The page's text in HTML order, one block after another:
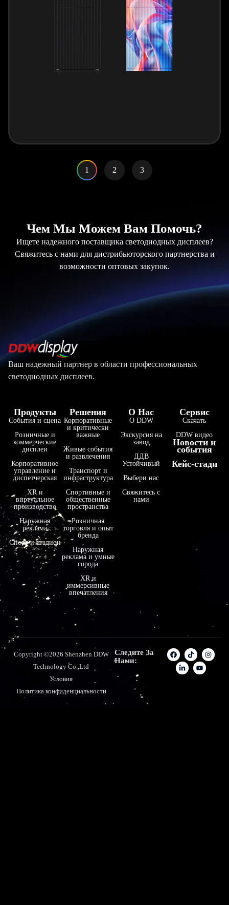
1 2 3
Чем Мы Можем Вам Помочь?
Ищете надежного поставщика светодиодных дисплеев?
Свяжитесь с нами для дистрибьюторского партнерства и
возможности оптовых закупок.
Ваш надежный партнер в области профессиональных
светодиодных дисплеев.
Продукты
События и сцена
Розничные и
коммерческие
дисплеи
Корпоративное
управление и
диспетчерская
XR и
виртуальное
производство
Наружная
реклама
Спорт и стадион
Решения
Корпоративные
и критически
важные
Живые события
и развлечения
Транспорт и
инфраструктура
Спортивные и
общественные
пространства
Розничная
торговля и опыт
бренда
Наружная
реклама и умные
города
XR и
иммерсивные
впечатления
О Нас
О DDW
Экскурсия на
завод
ДДВ
Устойчивый
Выбери нас
Свяжитесь с
нами
Сервис
Скачать
DDW видео
Новости и
события
Кейс-стади
Copyright ©2026 Shenzhen DDW
Technology Co.,Ltd
Условия
Политика конфиденциальности
Следите За
Нами: